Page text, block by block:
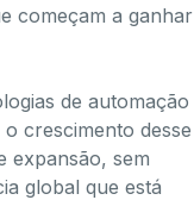
começam a ganhar
de automação
crescimento desse
expansão, sem
global que está